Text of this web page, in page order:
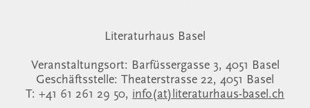
Literaturhaus Basel
Veranstaltungsort: Barfüssergasse 3, 4051 Basel
Geschäftsstelle: Theaterstrasse 22, 4051 Basel
T: +41 61 261 29 50, info(at)literaturhaus-basel.ch